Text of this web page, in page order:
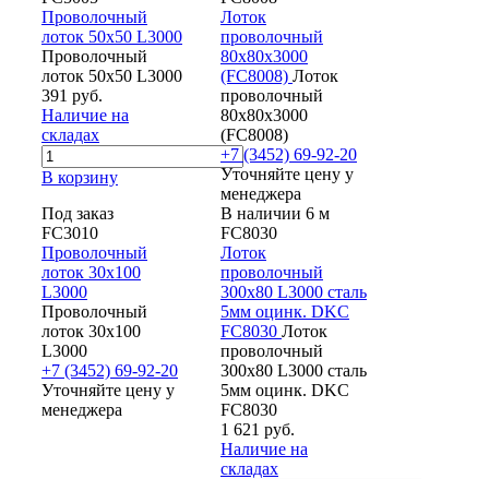
Проволочный
лоток 50х50 L3000
Проволочный
лоток 50х50 L3000
391 руб.
Наличие на
складах
В корзину
Лоток
проволочный
80х80х3000
(FC8008) Лоток
проволочный
80х80х3000
(FC8008)
+7 (3452) 69-92-20
Уточняйте цену у
менеджера
Под заказ
FC3010
Проволочный
лоток 30х100
L3000
Проволочный
лоток 30х100
L3000
+7 (3452) 69-92-20
Уточняйте цену у
менеджера
В наличии 6 м
FC8030
Лоток
проволочный
300х80 L3000 сталь
5мм оцинк. DKC
FC8030 Лоток
проволочный
300х80 L3000 сталь
5мм оцинк. DKC
FC8030
1 621 руб.
Наличие на
складах